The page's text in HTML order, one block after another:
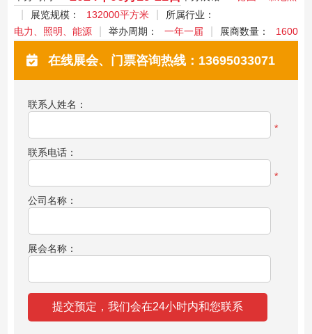
展览规模：
132000平方米
所属行业：
电力、照明、能源
举办周期： 一年一届 展商数量： 1600
在线展会、门票咨询热线：13695033071
联系人姓名：
*
联系电话：
*
公司名称：
展会名称：